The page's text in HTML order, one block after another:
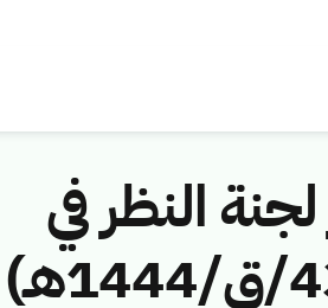
النظر في
مخالفات نظام الاتصالات رقم (43114281/ق/1444هـ)